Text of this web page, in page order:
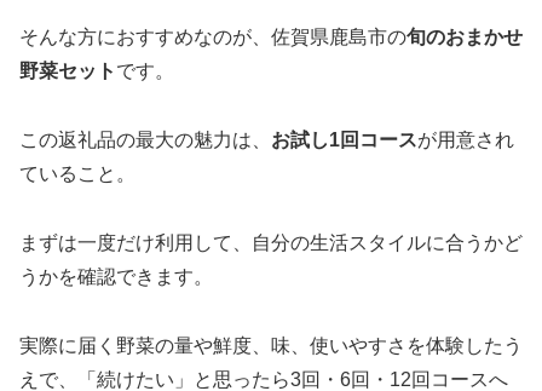
そんな方におすすめなのが、佐賀県鹿島市の旬のおまかせ
野菜セット です。
この返礼品の最大の魅力は、 お試し1回コースが用意され
ていること。
まずは一度だけ利用して、自分の生活スタイルに合うかど
うかを確認できます。
実際に届く野菜の量や鮮度、味、使いやすさを体験したう
えで、「続けたい」と思ったら3回・6回・12回コースへ